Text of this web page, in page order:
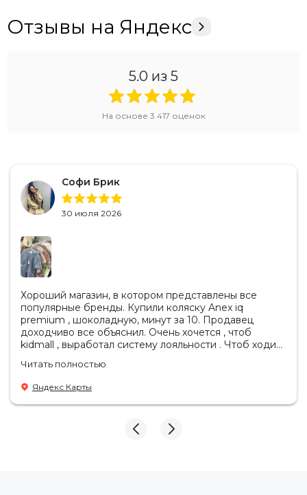
Отзывы на Яндекс
5.0 из 5
На основе 3 417 оценок
Софи Брик
30 июля 2026
Хороший магазин, в котором представлены все
популярные бренды. Купили коляску Anex iq
premium , шоколадную, минут за 10. Продавец
доходчиво все объяснил. Очень хочется , чтоб
kidmall , выработал систему лояльности . Чтоб ходить
Читать полностью
Яндекс Карты